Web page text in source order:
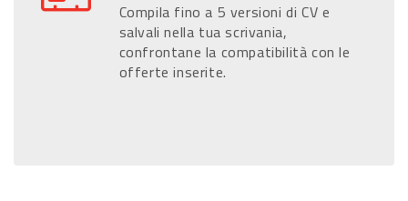
Compila fino a 5 versioni di CV e
salvali nella tua scrivania,
confrontane la compatibilità con le
offerte inserite.